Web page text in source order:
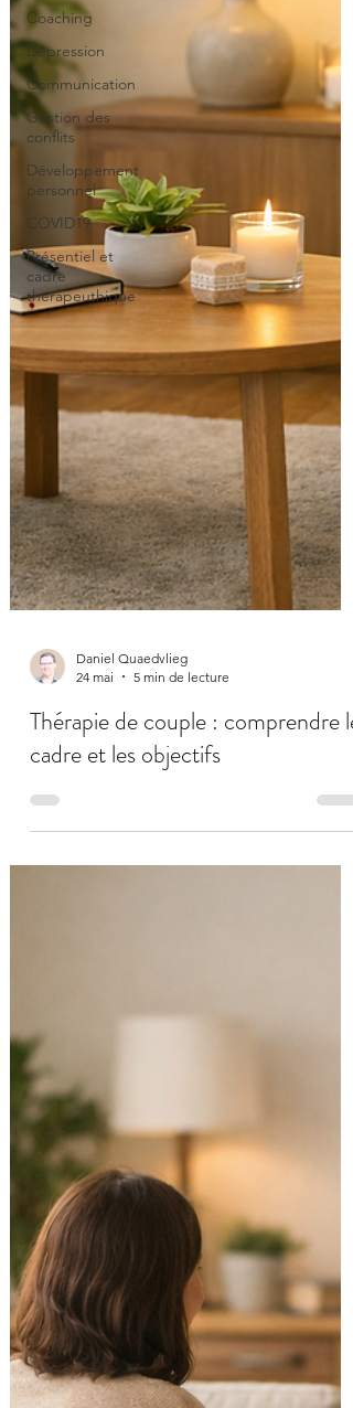
Coaching
Dépression
Communication
Gestion des
conflits
Développement
personnel
COVID19
Présentiel et
cadre
thérapeuthique
24 mai
5 min de lecture
Thérapie de couple : comprendre le
cadre et les objectifs